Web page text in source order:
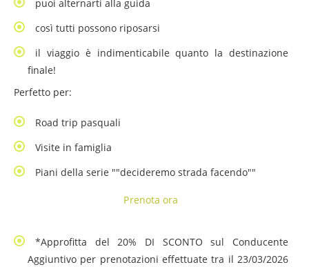
puoi alternarti alla guida
così tutti possono riposarsi
il viaggio è indimenticabile quanto la destinazione
finale!
Perfetto per:
Road trip pasquali
Visite in famiglia
Piani della serie ""decideremo strada facendo""
Prenota ora
*Approfitta del 20% DI SCONTO sul Conducente
Aggiuntivo per prenotazioni effettuate tra il 23/03/2026